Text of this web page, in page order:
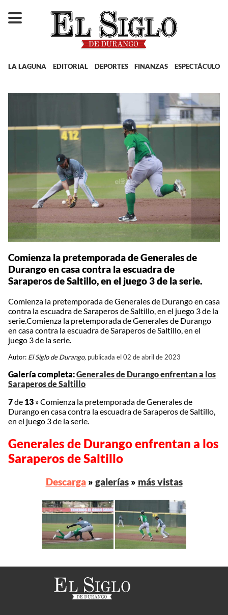
LA LAGUNA EDITORIAL DEPORTES FINANZAS ESPECTÁCULOS
Comienza la pretemporada de Generales de
Durango en casa contra la escuadra de
Saraperos de Saltillo, en el juego 3 de la serie.
Comienza la pretemporada de Generales de Durango en casa
contra la escuadra de Saraperos de Saltillo, en el juego 3 de la
serie.Comienza la pretemporada de Generales de Durango
en casa contra la escuadra de Saraperos de Saltillo, en el
juego 3 de la serie.
Autor: El Siglo de Durango, publicada el 02 de abril de 2023
Galería completa:Generales de Durango enfrentan a los
Saraperos de Saltillo
7de 13 »Comienza la pretemporada de Generales de
Durango en casa contra la escuadra de Saraperos de Saltillo,
en el juego 3 de la serie.
Generales de Durango enfrentan a los
Saraperos de Saltillo
Descarga» galerías» más vistas